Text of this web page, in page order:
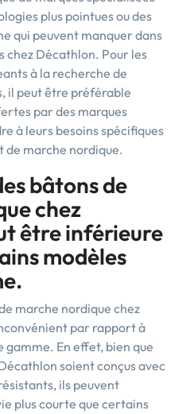
plus pointues ou des
qui peuvent manquer dans
chez Décathlon. Pour les
à la recherche de
il peut être préférable
par des marques
à leurs besoins spécifiques
de marche nordique.
bâtons de
chez
être inférieure
modèles
marche nordique chez
par rapport à
En effet, bien que
soient conçus avec
ils peuvent
plus courte que certains